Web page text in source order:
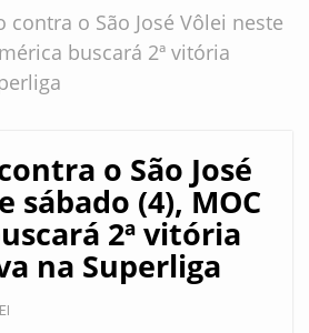
contra o São José Vôlei neste
buscará 2ª vitória
o São José
sábado (4), MOC
2ª vitória
na Superliga